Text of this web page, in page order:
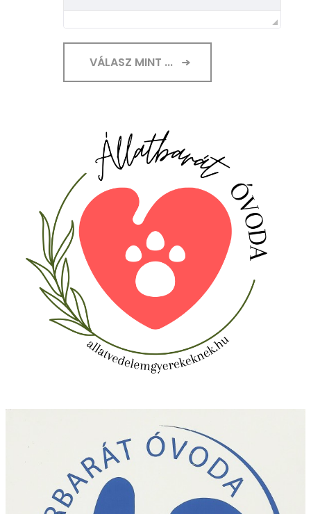
VÁLASZ MINT ...